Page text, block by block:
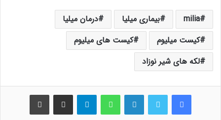
milia بیماری میلیا
درمان میلیا
کیست میلیوم
کیست های میلیوم
لکه های شیر نوزاد
فیس بوک لینکدین واتس آپ اشتراک گذاری از طریق ایمیل